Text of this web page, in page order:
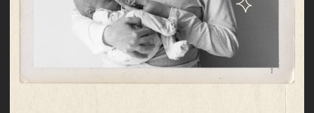
Часто задаваемые